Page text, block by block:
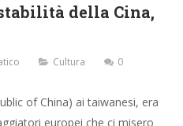
della Cina,
Cultura 0
of China) ai taiwanesi, era
europei che ci misero